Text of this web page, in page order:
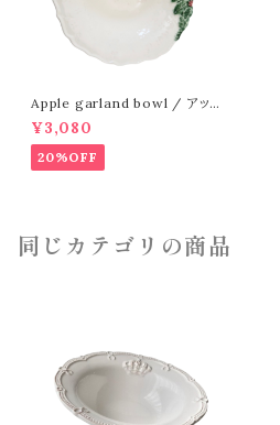
Apple garland bowl / アップ
ル ガーランド ボウル
¥3,080
20%OFF
同じカテゴリの商品